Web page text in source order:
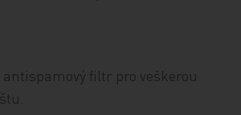
antispamový filtr pro veškerou